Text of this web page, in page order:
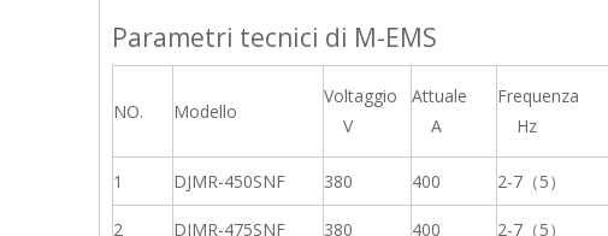
Parametri tecnici di M-EMS
NO. Modello
Voltaggio
V
Attuale
A
Frequenza
Hz
1 DJMR-450SNF 380 400 2-7（5）
2 DJMR-475SNF 380 400 2-7（5）